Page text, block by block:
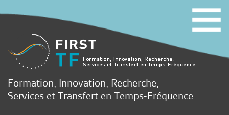
Formation, Innovation, Recherche,
Services et Transfert en Temps-Fréquence